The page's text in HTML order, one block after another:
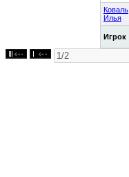
Игрок
Коваль
Илья